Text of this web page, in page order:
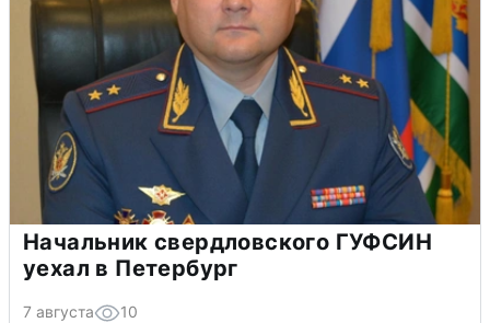
Начальник свердловского ГУФСИН
уехал в Петербург
7 августа 10